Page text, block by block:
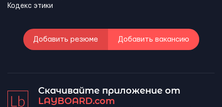
Кодекс этики
Добавить резюме Добавить вакансию
Скачивайте приложение от
LAYBOARD.com